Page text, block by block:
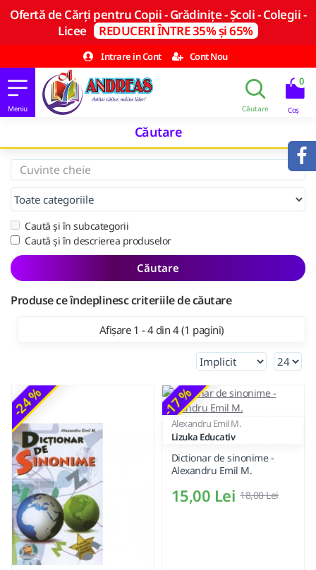
Ofertă de Cărți pentru Copii - Grădinițe - Școli - Colegii -
Licee REDUCERI ÎNTRE 35% și 65%
Intrare in Cont
Cont Nou
0
Căutare
Caută și în subcategorii
Caută și în descrierea produselor
Căutare
Produse ce îndeplinesc criteriile de căutare
Afișare 1 - 4 din 4 (1 pagini)
-24 % -17 %
Alexandru Emil M.
Lizuka Educativ
Dictionar de sinonime -
Alexandru Emil M.
15,00 Lei 18,00 Lei